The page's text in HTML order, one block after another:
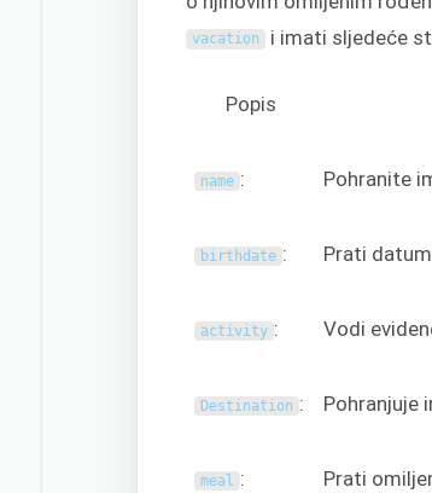
vacation i imati sljedeće
Popis
name : Pohranite
birthdate : Prati
activity : Vodi
Destination : Pohranjuje
meal : Prati